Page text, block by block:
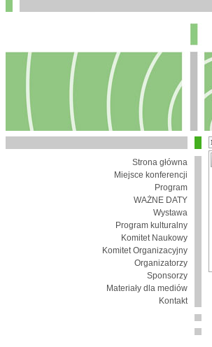
Strona główna
Miejsce konferencji
Program
WAŻNE DATY
Wystawa
Program kulturalny
Komitet Naukowy
Komitet Organizacyjny
Organizatorzy
Sponsorzy
Materiały dla mediów
Kontakt